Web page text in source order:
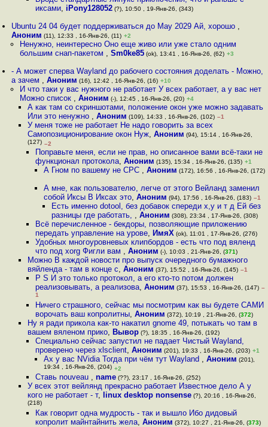
иксами, iPony128052 (?), 10:50 , 19-Янв-26, (343)
Ubuntu 24 04 будет поддерживаться до May 2029 Ай, хорошо ,
Аноним (11), 12:33 , 16-Янв-26, (11) +2
Ненужно, неинтересно Оно еще живо или уже стало одним
большим снап-пакетом , Sm0ke85(ok), 13:41 , 16-Янв-26, (62) +3
- А может сперва Wayland до рабочего состояния доделать - Можно,
а зачем ,Аноним (16), 12:42 , 16-Янв-26, (16) +10
И что таки у вас нужного не работает У всех работает, а у вас нет
Можно список , Аноним (-), 12:45 , 16-Янв-26, (20) +4
А как там со скриншотами, положение окон уже можно задавать
Или это ненужно , Аноним (109), 14:33 , 16-Янв-26, (102) –1
У меня тоже не работает Не надо говорить за всех
Самопозиционирование окон Нуж, Аноним (94), 15:14 , 16-Янв-26,
(127) –2
Поправьте меня, если не прав, но описанное вами всё-таки не
функционал протокола,Аноним (135), 15:34 , 16-Янв-26, (135) +1
А Гном по вашему не СРС , Аноним (172), 16:56 , 16-Янв-26, (172)
А мне, как пользователю, легче от этого Вейланд заменил
собой Иксы В Иксах это, Аноним (94), 17:56 , 16-Янв-26, (183) –1
Есть именно dotool, без добавок спереди x,y и т д Ей без
разницы где работать, , Аноним (308), 23:34 , 17-Янв-26, (308)
Всё перечисленное - бекдоры, позволяющие приложению
передать управление на урове, ИмяХ (ok), 11:01 , 17-Янв-26, (276)
Удобных многоуровневых клипбордов - есть что под вяленд
что под xorg Фигли вам ,Аноним (-), 10:03 , 21-Янв-26, (371)
Можно В каждой новости про выпуск очередного бумажного
вяйленда - там в конце с, Аноним (37), 15:52 , 16-Янв-26, (145) –1
P S И это только протокол, а его кто-то потом должен
реализовывать, а реализова,Аноним (37), 15:53 , 16-Янв-26, (147) –
1
Ничего страшного, сейчас мы посмотрим как вы будете САМИ
ворочать ваш копролитны,Аноним (372), 10:19 , 21-Янв-26, (372)
Ну я ради прикола как-то накатил gnome 49, потыкать чо там в
вашем вяленом прико, Вывор(?), 18:35 , 16-Янв-26, (192)
Специально сейчас запустил не падает Чистый Wayland,
проверено через xlsclient,Аноним (201), 19:33 , 16-Янв-26, (203) +1
Ах у вас NVidia Тогда при чём тут Wayland , Аноним (201),
19:34 , 16-Янв-26, (204) +2
Ставь nouveau ,name (??), 23:17 , 16-Янв-26, (252)
У всех этот вейлянд прекрасно работает Известное дело А у
кого не работает - т, linux desktop nonsense(?), 20:16 , 16-Янв-26,
(218)
Как говорит одна мудрость - так и вышло Ибо дидовый
копролит майнтайнить жела,Аноним (372), 10:27 , 21-Янв-26, (373)